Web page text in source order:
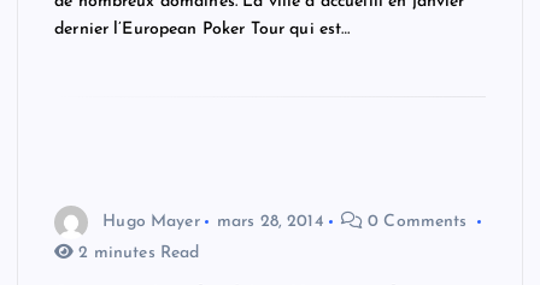
dernier l’European Poker Tour qui est…
Hugo Mayer mars 28, 2014
0 Comments
2 minutes Read